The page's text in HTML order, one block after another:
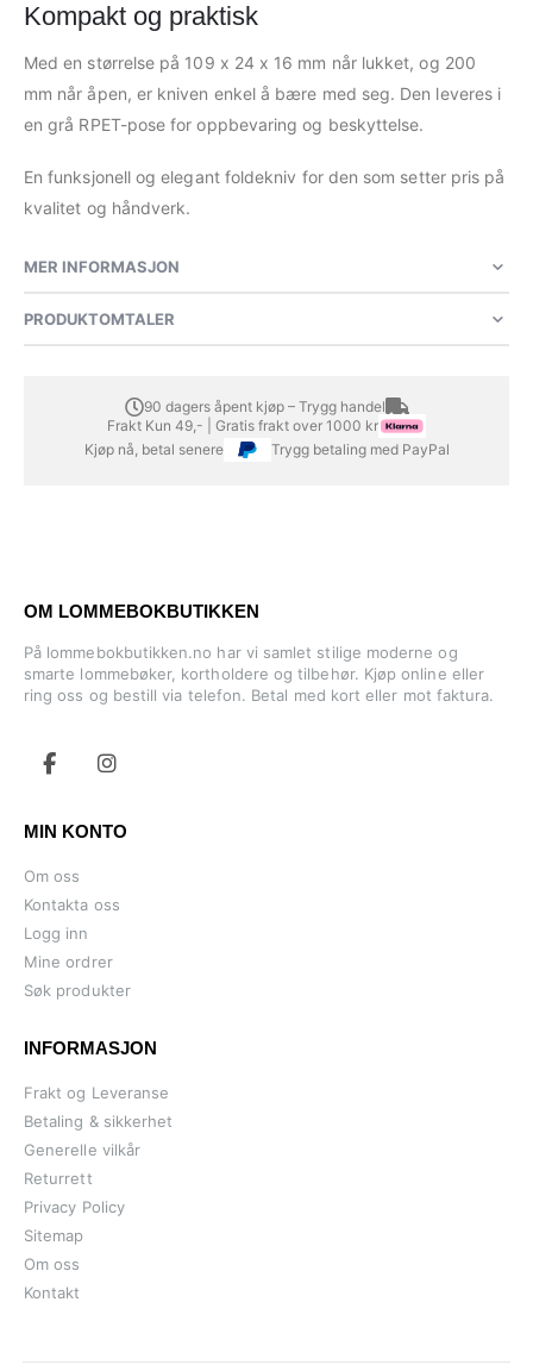
Kompakt og praktisk
Med en størrelse på 109 x 24 x 16 mm når lukket, og 200
mm når åpen, er kniven enkel å bære med seg. Den leveres i
en grå RPET-pose for oppbevaring og beskyttelse.
En funksjonell og elegant foldekniv for den som setter pris på
kvalitet og håndverk.
MER INFORMASJON
PRODUKTOMTALER
90 dagers åpent kjøp – Trygg handel
Frakt Kun 49,- | Gratis frakt over 1000 kr
Kjøp nå, betal senere
Trygg betaling med PayPal
OM LOMMEBOKBUTIKKEN
På lommebokbutikken.no har vi samlet stilige moderne og
smarte lommebøker, kortholdere og tilbehør. Kjøp online eller
ring oss og bestill via telefon. Betal med kort eller mot faktura.
MIN KONTO
Om oss
Kontakta oss
Logg inn
Mine ordrer
Søk produkter
INFORMASJON
Frakt og Leveranse
Betaling & sikkerhet
Generelle vilkår
Returrett
Privacy Policy
Sitemap
Om oss
Kontakt